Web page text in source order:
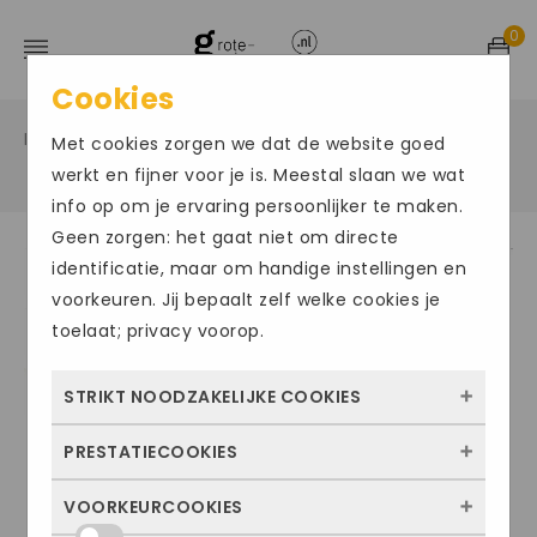
0
Home / Grote maten damesschoenen / Instappers
Size Chart
Cookies
Met cookies zorgen we dat de website goed
werkt en fijner voor je is. Meestal slaan we wat
info op om je ervaring persoonlijker te maken.
Geen zorgen: het gaat niet om directe
identificatie, maar om handige instellingen en
voorkeuren. Jij bepaalt zelf welke cookies je
toelaat; privacy voorop.
STRIKT NOODZAKELIJKE COOKIES
Deze cookies zorgen ervoor dat de website
kunnen niet worden uitgezet. Meestal
PRESTATIECOOKIES
Met deze cookies zien we hoe vaak onze
VOORKEURCOOKIES